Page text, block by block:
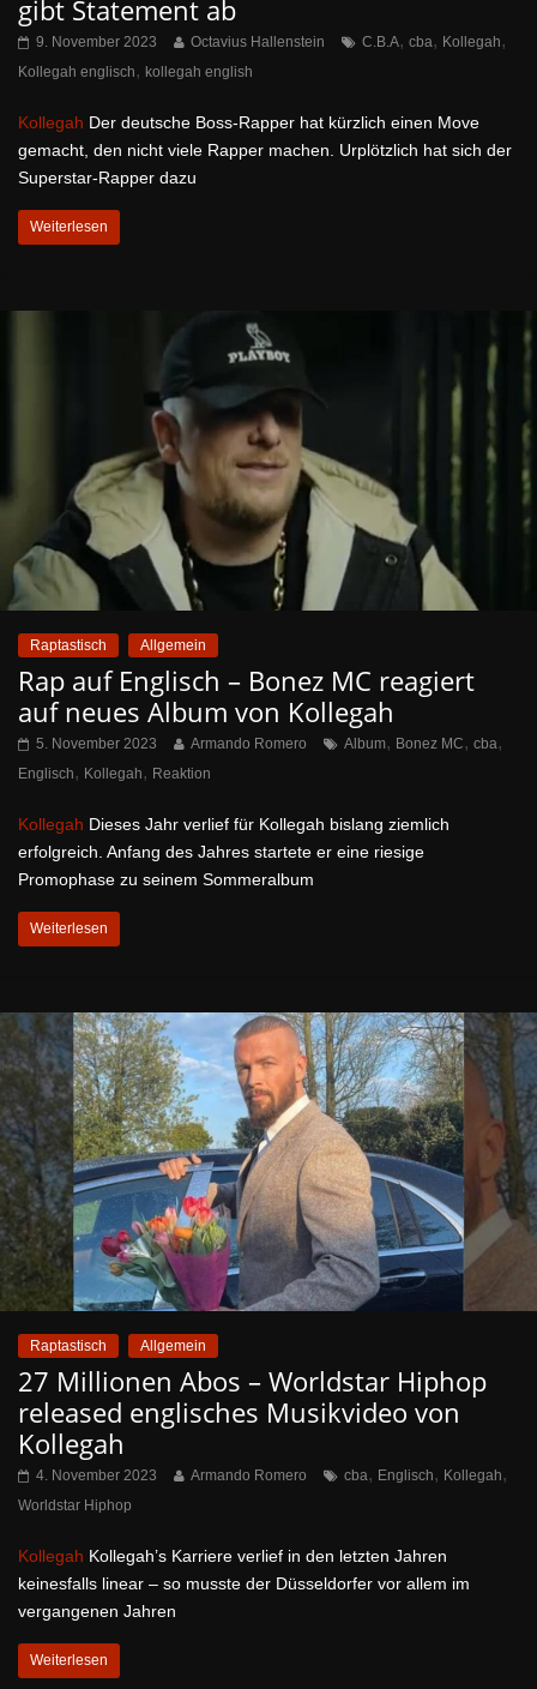
gibt Statement ab
9. November 2023 Octavius Hallenstein C.B.A, cba, Kollegah,
Kollegah englisch, kollegah english
Kollegah Der deutsche Boss-Rapper hat kürzlich einen Move
gemacht, den nicht viele Rapper machen. Urplötzlich hat sich der
Superstar-Rapper dazu
Weiterlesen
Raptastisch Allgemein
Rap auf Englisch – Bonez MC reagiert
auf neues Album von Kollegah
5. November 2023 Armando Romero Album, Bonez MC, cba,
Englisch, Kollegah, Reaktion
Kollegah Dieses Jahr verlief für Kollegah bislang ziemlich
erfolgreich. Anfang des Jahres startete er eine riesige
Promophase zu seinem Sommeralbum
Weiterlesen
Raptastisch Allgemein
27 Millionen Abos – Worldstar Hiphop
released englisches Musikvideo von
Kollegah
4. November 2023 Armando Romero cba, Englisch, Kollegah,
Worldstar Hiphop
Kollegah Kollegah’s Karriere verlief in den letzten Jahren
keinesfalls linear – so musste der Düsseldorfer vor allem im
vergangenen Jahren
Weiterlesen